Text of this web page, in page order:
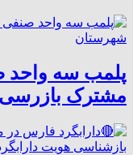
پلمب سه
مشترک